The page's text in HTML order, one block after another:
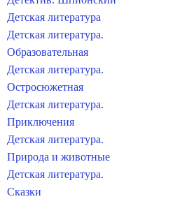
Детская литература
Детская литература.
Образовательная
Детская литература.
Остросюжетная
Детская литература.
Приключения
Детская литература.
Природа и животные
Детская литература.
Сказки